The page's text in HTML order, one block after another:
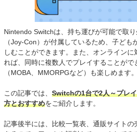
Nintendo Switchは、持ち運びが可能で取
（Joy-Con）が付属しているため、子ども
しむことができます。また、オンライン
れば、同時に複数人でプレイすることがで
（MOBA、MMORPGなど）も楽しめます。
この記事では、 Switchの1台で2人～プレ
方とおすすめをご紹介します。
記事後半には、比較一覧表、通販サイトの